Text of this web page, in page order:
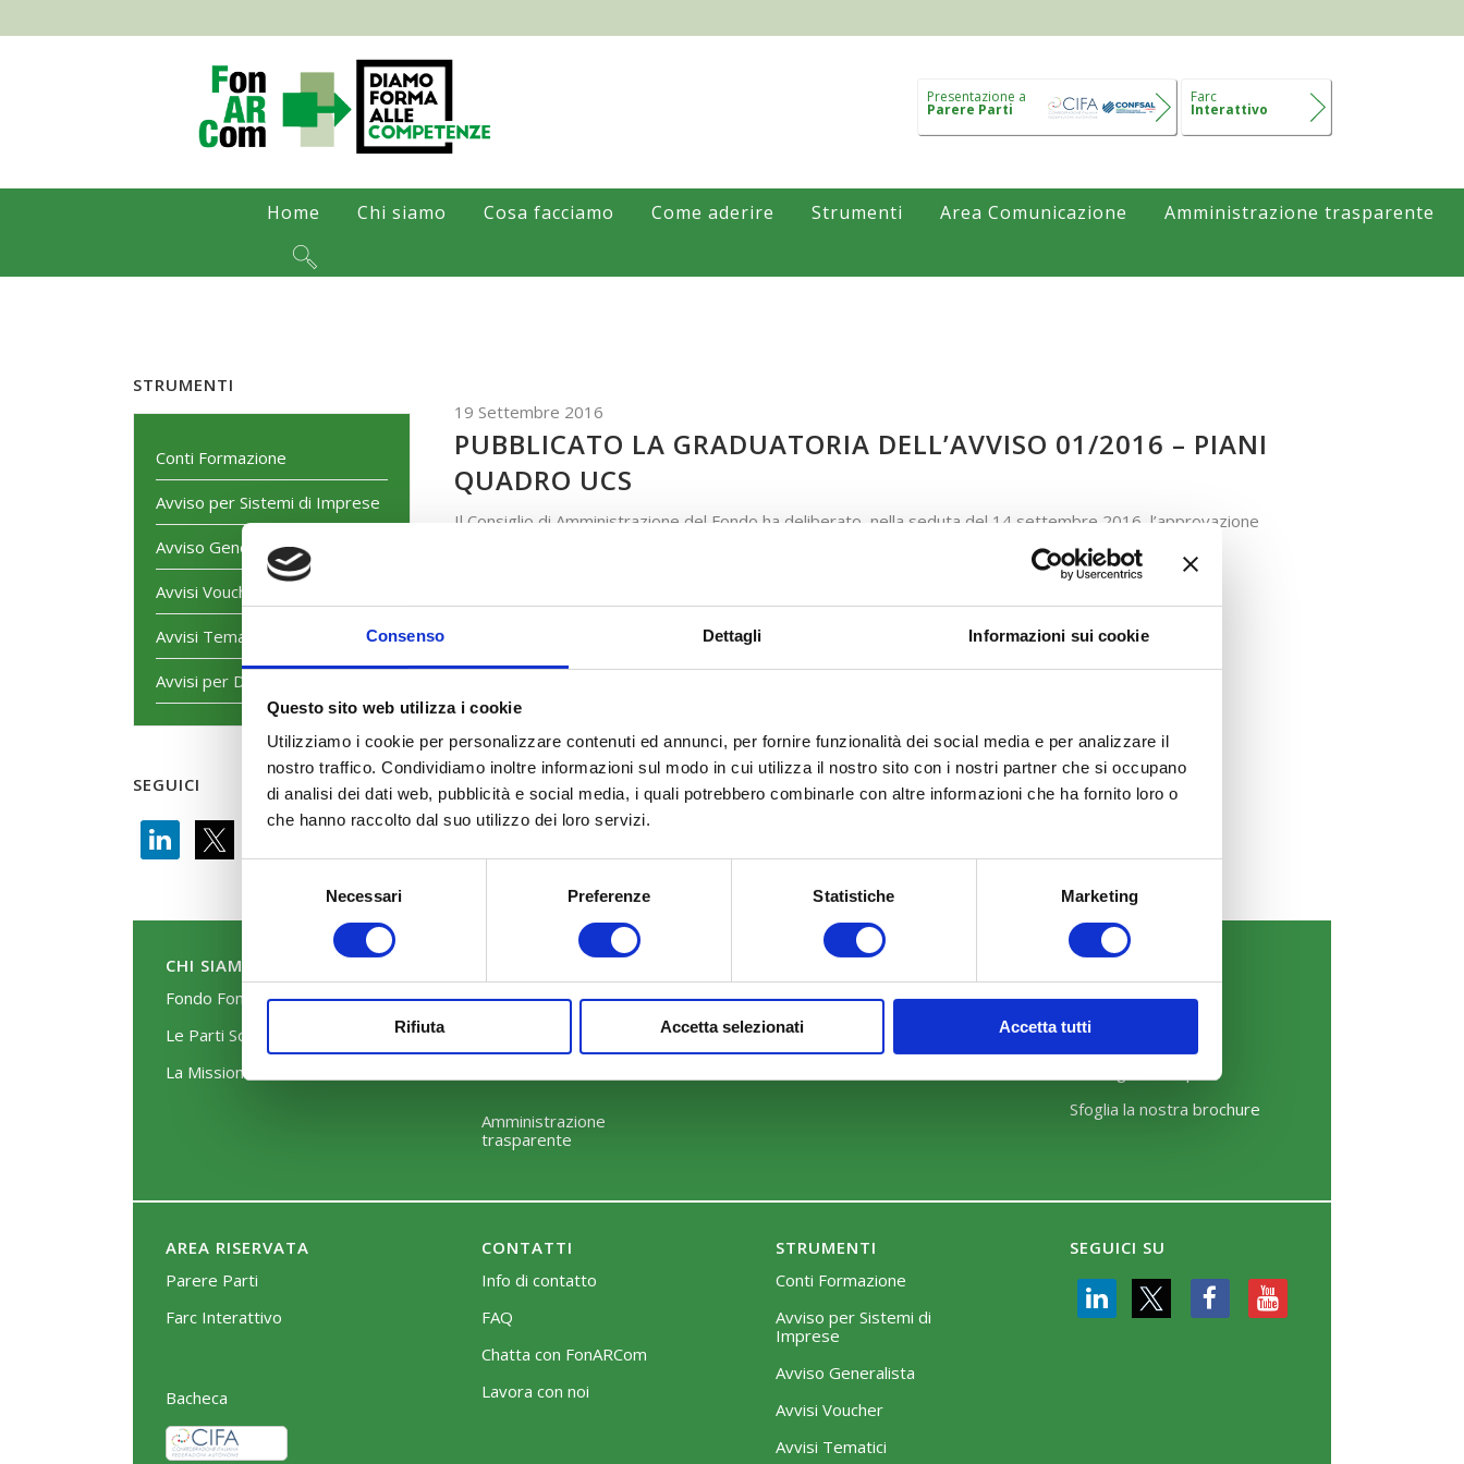
Consenso Dettagli Informazioni sui cookie
Questo sito web utilizza i cookie
Utilizziamo i cookie per personalizzare contenuti ed annunci, per fornire funzionalità dei social media e per analizzare il
nostro traffico. Condividiamo inoltre informazioni sul modo in cui utilizza il nostro sito con i nostri partner che si occupano
di analisi dei dati web, pubblicità e social media, i quali potrebbero combinarle con altre informazioni che ha fornito loro o
che hanno raccolto dal suo utilizzo dei loro servizi.
consenso
Necessari Preferenze Statistiche Marketing
Rifiuta Accetta selezionati Accetta tutti
Presentazione a
Parere Parti
Farc
Interattivo
Home Chi siamo Cosa facciamo Come aderire Strumenti Area Comunicazione Amministrazione trasparente
STRUMENTI
Conti Formazione
Avviso per Sistemi di Imprese
Avviso Generalista
Avvisi Voucher
Avvisi Tematici
Avvisi per Dirigenti
SEGUICI
19 Settembre 2016
PUBBLICATO LA GRADUATORIA DELL’AVVISO 01/2016 – PIANI
QUADRO UCS
Il Consiglio di Amministrazione del Fondo ha deliberato, nella seduta del 14 settembre 2016, l’approvazione
CHI SIAMO
Fondo FonARCom
Le Parti Sociali
La Mission
COSA FACCIAMO
Perché scegliere FonARCom
Amministrazione
trasparente
COME ADERIRE
Modalità di adesione
Mobilità e Portabilità
COMUNICAZIONI
News
Eventi
Sfoglia la nostra brochure
AREA RISERVATA
Parere Parti
Farc Interattivo
Bacheca
CONTATTI
Info di contatto
FAQ
Chatta con FonARCom
Lavora con noi
STRUMENTI
Conti Formazione
Avviso per Sistemi di
Imprese
Avviso Generalista
Avvisi Voucher
Avvisi Tematici
SEGUICI SU